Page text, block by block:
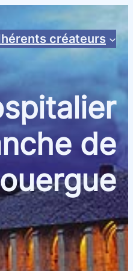
créateurs
de